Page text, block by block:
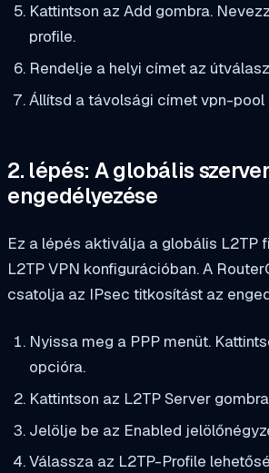
Kattintson az Add gombra.
profile.
Rendelje a helyi címet az
Állítsd a távolsági címet vpn-pool
2. lépés: A globális
engedélyezése
Ez a lépés aktiválja a globális L2TP
L2TP VPN konfigurációban. A
csatolja az IPsec titkosítást az
Nyissa meg a PPP menüt.
opcióra.
Kattintson az L2TP Server
Jelölje be az Enabled
Válassza az L2TP-Profile